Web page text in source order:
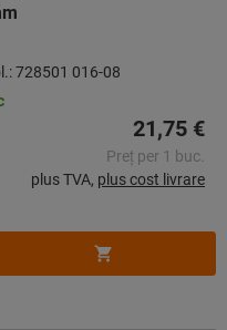
728501 016-08
21,75 €
Preț per 1 buc.
plus TVA, plus cost livrare